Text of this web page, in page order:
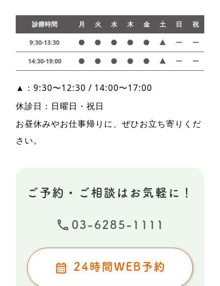
診療時間 月 火 水 木 金 土 日 祝
9:30-13:30
14:30-19:00
▲：9:30〜12:30 / 14:00〜17:00
休診日：日曜日・祝日
お昼休みやお仕事帰りに、ぜひお立ち寄りくだ
さい。
ご予約・ご相談はお気軽に！
03-6285-1111
24時間WEB予約